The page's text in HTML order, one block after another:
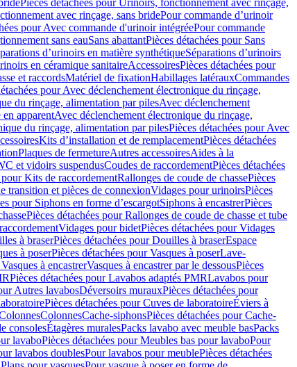
Pièces détachées pour Urinoirs, fonctionnement avec rinçage,
avec rinçage, sans bridePour commande d’urinoir
pour Avec commande d'urinoir intégréePour commande
sans eauSans abattantPièces détachées pour Sans
d’urinoirs en matière synthétiqueSéparations d’urinoirs
en céramique sanitaireAccessoiresPièces détachées pour
et raccordsMatériel de fixationHabillages latérauxCommandes
pour Avec déclenchement électronique du rinçage,
du rinçage, alimentation par pilesAvec déclenchement
en apparentAvec déclenchement électronique du rinçage,
du rinçage, alimentation par pilesPièces détachées pour Avec
Kits d’installation et de remplacementPièces détachées
Plaques de fermetureAutres accessoiresAides à la
et vidoirs suspendusCoudes de raccordementPièces détachées
pour Kits de raccordementRallonges de coude de chassePièces
transition et pièces de connexionVidages pour urinoirsPièces
pour Siphons en forme d’escargotSiphons à encastrerPièces
Pièces détachées pour Rallonges de coude de chasse et tube
Vidages pour bidetPièces détachées pour Vidages
à braserPièces détachées pour Douilles à braserEspace
à poserPièces détachées pour Vasques à poserLave-
à encastrerVasques à encastrer par le dessousPièces
Pièces détachées pour Lavabos adaptés PMRLavabos pour
Autres lavabosDéversoirs murauxPièces détachées pour
Pièces détachées pour Cuves de laboratoireÉviers à
ColonnesCache-siphonsPièces détachées pour Cache-
consolesÉtagères muralesPacks lavabo avec meuble basPacks
lavaboPièces détachées pour Meubles bas pour lavaboPour
lavabos doublesPour lavabos pour meublePièces détachées